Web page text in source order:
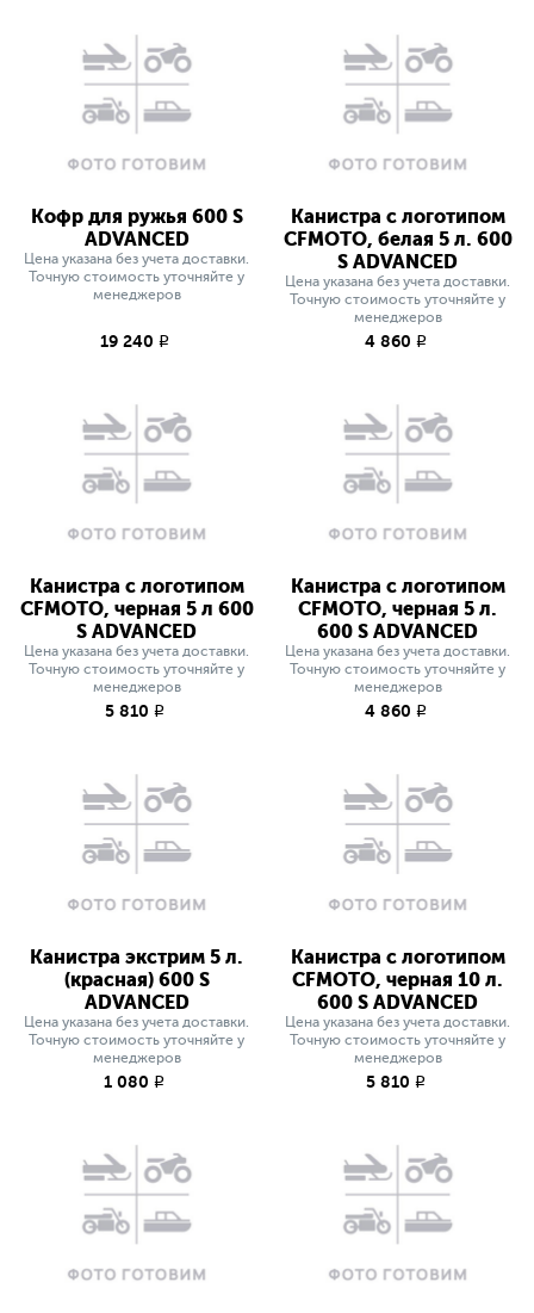
Кофр для ружья 600 S
ADVANCED
Цена указана без учета доставки.
Точную стоимость уточняйте у
менеджеров
19 240 q
Канистра с логотипом
CFMOTO, белая 5 л. 600
S ADVANCED
Цена указана без учета доставки.
Точную стоимость уточняйте у
менеджеров
4 860 q
Канистра с логотипом
CFMOTO, черная 5 л 600
S ADVANCED
Цена указана без учета доставки.
Точную стоимость уточняйте у
менеджеров
5 810 q
Канистра с логотипом
CFMOTO, черная 5 л.
600 S ADVANCED
Цена указана без учета доставки.
Точную стоимость уточняйте у
менеджеров
4 860 q
Канистра экстрим 5 л.
(красная) 600 S
ADVANCED
Цена указана без учета доставки.
Точную стоимость уточняйте у
менеджеров
1 080 q
Канистра с логотипом
CFMOTO, черная 10 л.
600 S ADVANCED
Цена указана без учета доставки.
Точную стоимость уточняйте у
менеджеров
5 810 q